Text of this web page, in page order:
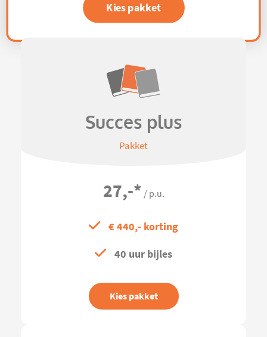
Kies pakket
Succes plus
Pakket
27,-* / p.u.
€ 440,- korting
40 uur bijles
Kies pakket